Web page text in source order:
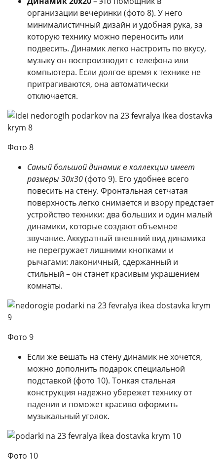
организации вечеринки (фото 8). У него
минималистичный дизайн и удобная рука, за
которую технику можно переносить или
подвесить. Динамик легко настроить по вкусу,
музыку он воспроизводит с телефона или
компьютера. Если долгое время к технике не
притрагиваются, она автоматически
отключается.
Фото 8
Самый большой динамик в коллекции имеет
размеры 30х30(фото 9). Его удобнее всего
повесить на стену. Фронтальная сетчатая
поверхность легко снимается и взору предстает
устройство техники: два больших и один малый
динамики, которые создают объемное
звучание. Аккуратный внешний вид динамика
не перегружает лишними кнопками и
рычагами: лаконичный, сдержанный и
стильный – он станет красивым украшением
комнаты.
Фото 9
Если же вешать на стену динамик не хочется,
можно дополнить подарок специальной
подставкой (фото 10). Тонкая стальная
конструкция надежно убережет технику от
падения и поможет красиво оформить
музыкальный уголок.
Фото 10